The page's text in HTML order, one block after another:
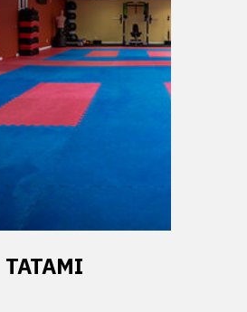
ТАТАМІ